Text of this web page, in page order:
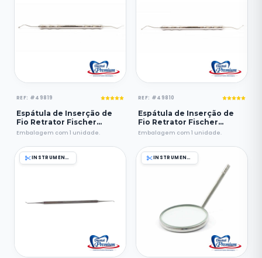
REF: #49819
Espátula de Inserção de
Fio Retrator Fischer
Ultrapak Regular -
Embalagem com 1 unidade.
REF: #49810
Espátula de Inserção de
Fio Retrator Fischer
Ultrapak Pequena -
Embalagem com 1 unidade.
INSTRUMENTAIS INSTRUMENTAIS